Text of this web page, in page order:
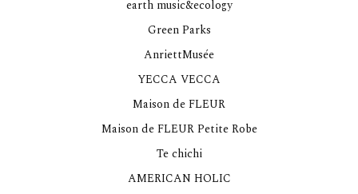
earth music&ecology
Green Parks
AnriettMusée
YECCA VECCA
Maison de FLEUR
Maison de FLEUR Petite Robe
Te chichi
AMERICAN HOLIC